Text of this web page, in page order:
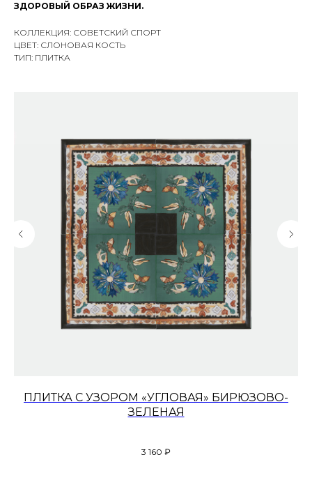
ЗДОРОВЫЙ ОБРАЗ ЖИЗНИ.
КОЛЛЕКЦИЯ: СОВЕТСКИЙ СПОРТ
ЦВЕТ: СЛОНОВАЯ КОСТЬ
ТИП: ПЛИТКА
ПЛИТКА С УЗОРОМ «УГЛОВАЯ» БИРЮЗОВО-
ЗЕЛЕНАЯ
3 160 ₽